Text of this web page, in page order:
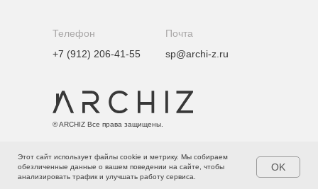
© ARCHIZ Все права защищены.
Политика конфиденциальности
Разработка сайта:ВИЗАРДО
Телефон Почта
+7 (912) 206-41-55 sp@archi-z.ru
Этот сайт использует файлы cookie и метрику. Мы собираем
обезличенные данные о вашем поведении на сайте, чтобы
анализировать трафик и улучшать работу сервиса.
OK